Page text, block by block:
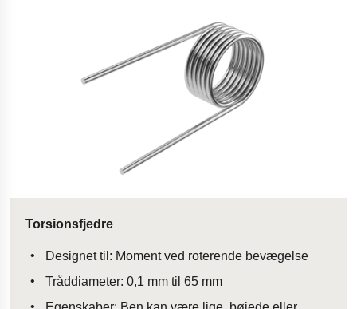
Torsionsfjedre
Designet til: Moment ved roterende bevægelse
Tråddiameter: 0,1 mm til 65 mm